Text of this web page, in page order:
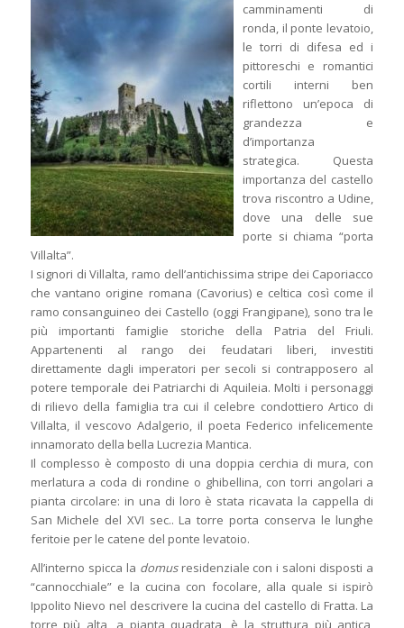
camminamenti di
ronda, il ponte levatoio,
le torri di difesa ed i
pittoreschi e romantici
cortili interni ben
riflettono un’epoca di
grandezza e
d’importanza
strategica. Questa
importanza del castello
trova riscontro a Udine,
dove una delle sue
porte si chiama “porta
Villalta”.
I signori di Villalta, ramo dell’antichissima stripe dei Caporiacco
che vantano origine romana (Cavorius) e celtica così come il
ramo consanguineo dei Castello (oggi Frangipane), sono tra le
più importanti famiglie storiche della Patria del Friuli.
Appartenenti al rango dei feudatari liberi, investiti
direttamente dagli imperatori per secoli si contrapposero al
potere temporale dei Patriarchi di Aquileia. Molti i personaggi
di rilievo della famiglia tra cui il celebre condottiero Artico di
Villalta, il vescovo Adalgerio, il poeta Federico infelicemente
innamorato della bella Lucrezia Mantica.
Il complesso è composto di una doppia cerchia di mura, con
merlatura a coda di rondine o ghibellina, con torri angolari a
pianta circolare: in una di loro è stata ricavata la cappella di
San Michele del XVI sec.. La torre porta conserva le lunghe
feritoie per le catene del ponte levatoio.
All’interno spicca la domus residenziale con i saloni disposti a
“cannocchiale” e la cucina con focolare, alla quale si ispirò
Ippolito Nievo nel descrivere la cucina del castello di Fratta. La